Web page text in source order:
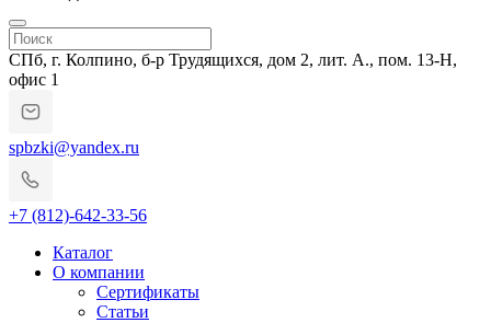
СПб, г. Колпино, б-р Трудящихся, дом 2, лит. А., пом. 13-Н,
офис 1
spbzki@yandex.ru
+7 (812)-642-33-56
Каталог
О компании
Сертификаты
Статьи